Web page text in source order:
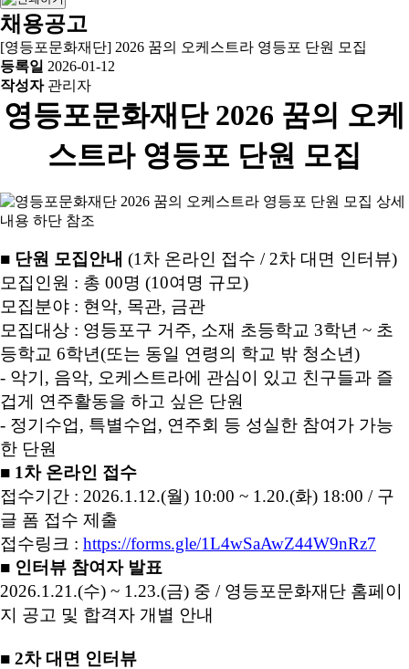
채용공고
[영등포문화재단] 2026 꿈의 오케스트라 영등포 단원 모집
등록일 2026-01-12
작성자 관리자
영등포문화재단 2026 꿈의 오케
스트라 영등포 단원 모집
■ 단원 모집안내 (1차 온라인 접수 / 2차 대면 인터뷰)
모집인원 : 총 00명 (10여명 규모)
모집분야 : 현악, 목관, 금관
모집대상 : 영등포구 거주, 소재 초등학교 3학년 ~ 초
등학교 6학년(또는 동일 연령의 학교 밖 청소년)
- 악기, 음악, 오케스트라에 관심이 있고 친구들과 즐
겁게 연주활동을 하고 싶은 단원
- 정기수업, 특별수업, 연주회 등 성실한 참여가 가능
한 단원
■ 1차 온라인 접수
접수기간 : 2026.1.12.(월) 10:00 ~ 1.20.(화) 18:00 / 구
글 폼 접수 제출
접수링크 : https://forms.gle/1L4wSaAwZ44W9nRz7
■ 인터뷰 참여자 발표
2026.1.21.(수) ~ 1.23.(금) 중 / 영등포문화재단 홈페이
지 공고 및 합격자 개별 안내
■ 2차 대면 인터뷰